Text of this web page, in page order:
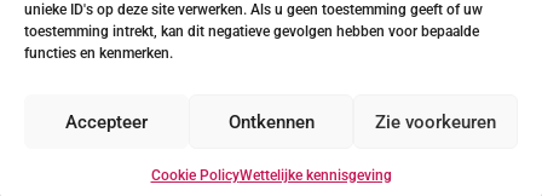
unieke ID's op deze site verwerken. Als u geen toestemming geeft of uw
toestemming intrekt, kan dit negatieve gevolgen hebben voor bepaalde
functies en kenmerken.
Accepteer Ontkennen Zie voorkeuren
Cookie PolicyWettelijke kennisgeving